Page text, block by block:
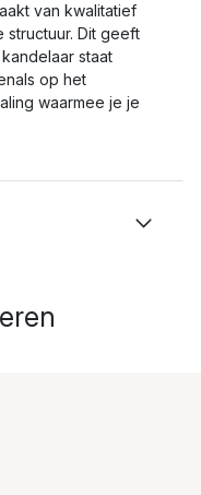
van kwalitatief
structuur. Dit geeft
staat
op het
waarmee je je